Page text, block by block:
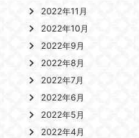
2022年11月
2022年10月
2022年9月
2022年8月
2022年7月
2022年6月
2022年5月
2022年4月